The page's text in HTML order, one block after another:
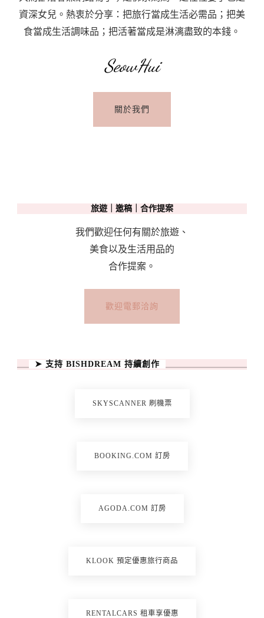
特
鐵
資深女兒。熱衷於分享：把旅行當成生活必需品；把美
食當成生活調味品；把活著當成是淋漓盡致的本錢。
SeowHui
關於我們
旅遊｜邀稿｜合作提案
我們歡迎任何有關於旅遊、
美食以及生活用品的
合作提案。
歡迎電郵洽詢
➤ 支持 BISHDREAM 持續創作
SKYSCANNER 刷機票
BOOKING.COM 訂房
AGODA.COM 訂房
KLOOK 預定優惠旅行商品
RENTALCARS 租車享優惠